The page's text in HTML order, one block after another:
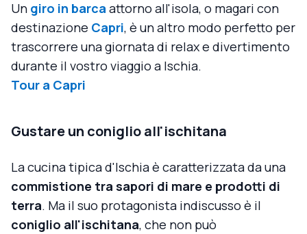
Un giro in barca attorno all'isola, o magari con
destinazione Capri, è un altro modo perfetto per
trascorrere una giornata di relax e divertimento
durante il vostro viaggio a Ischia.
Tour a Capri
Gustare un coniglio all'ischitana
La cucina tipica d'Ischia è caratterizzata da una
commistione tra sapori di mare e prodotti di
terra. Ma il suo protagonista indiscusso è il
coniglio all'ischitana, che non può